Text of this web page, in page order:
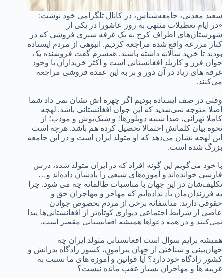
سعید معدنی، جامعه‌شناس، در کانال تلگرامی خود نوشت:
«در ایام تعطیلات منتهی به روز عاشورا در یکی از
شهرستان‌های اطراف کرج به یک غرفه سبزی فروشی که در
کنار مزرعه واقع شده مراجعه کردیم. انبوهی از مردم ایستاده‌‌
بودند تا خرید سالانه داشته باشند. همسرم گفت فروشنده یک
جوان فرز و کاربلد افغانستانی است و اکثر خریداران با وجود
غرفه های زیاد در آن دور و بر به این عمده فروشی مراجعه
می‌کنند.
وقتی در صف ایستاده بودیم اگر چهره اش نشان نمی داد شما
اصلا متوجه نمی‌شدید که این جوان افغانستانی باشد. لهجه
کاملا تهرانی، صدا شبیه دوبلورها! و شیک‌پوش و مودب؛ از
نحوه بیان کلماتش احتمالا تحصیل کرده هم باشد. هرچه است
این لهجه نشان می‌دهد که او متولد ایران است و در این جامعه
بزرگ شده است.
با خود می‌گویم این گونه افراد که در ایران متولد شده‌، درس
فارسی خوانده‌اند و آموزه‌های شیعی را یادشان داده‌اند و…
تکلیف‌شان در این جهان با مناسبات ظالمانه چه می شود. چرا
به فرزندان‌مان یاد نداده‌ایم که مهاجر و مهاجران حق و
حقوقی دارند. متاسفانه برخی از مردم بخصوص جوانان
عاصی از شرایط اجتماعی دیواری کوتاه‌تر از افغانستانی‌ها پیدا
نمی‌کنند و در همه دعواها همیشه افغانستانی مقصر است.
همیشه برایم سوال است افغانستانی متولد ایران چه
جهان‌بینی و شناختی از جهان پیرامون، کشور زادگاه پدرانش و
کشور زادگاه خود دارد؟ آیا قوانین و آموزه های ما نسبت به
غریبه ها و مهاجران بسیار عقب مانده نیست؟